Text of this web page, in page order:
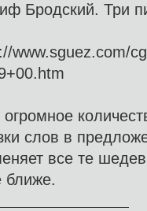
Бродский. Три
www.sguez.com/
слов в
все те
ближе.